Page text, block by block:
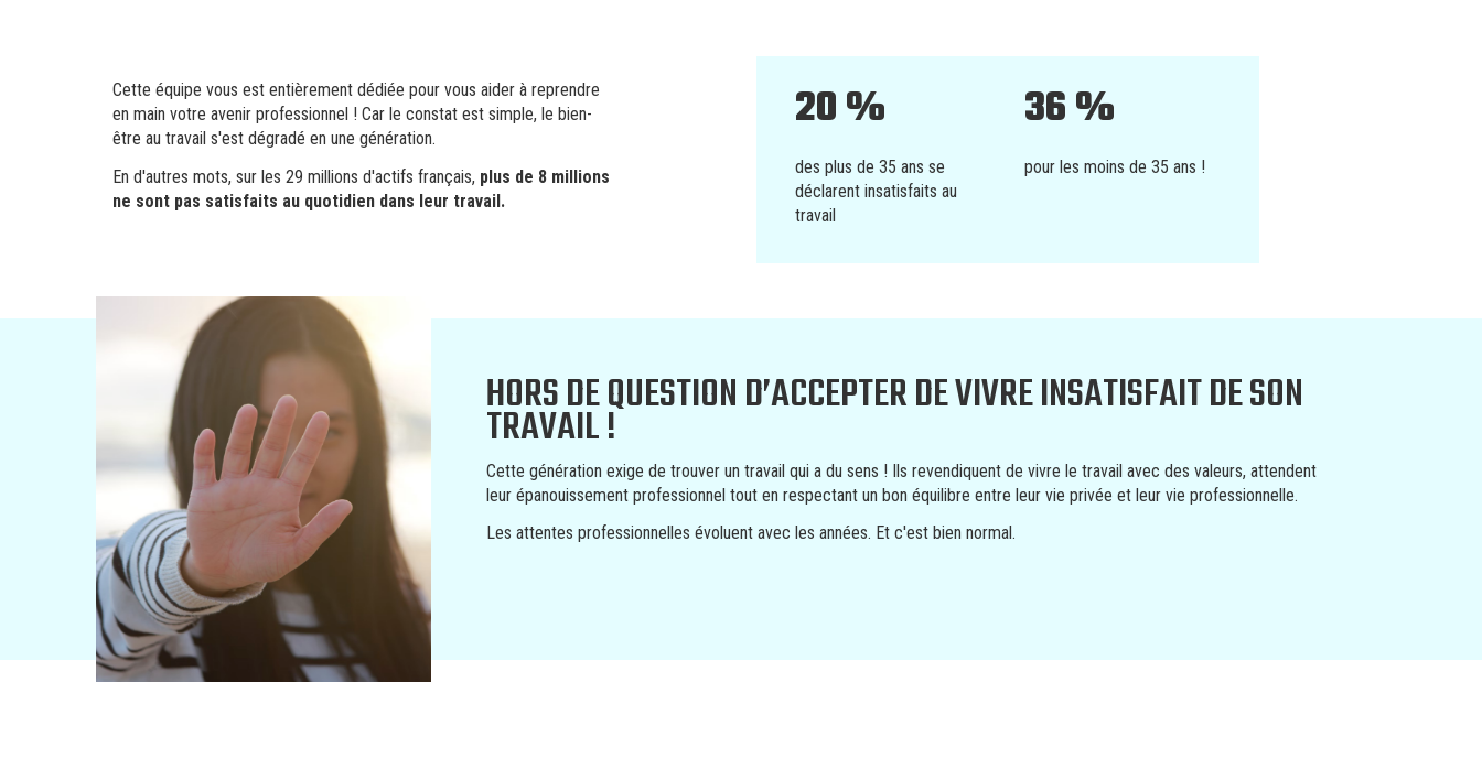
Cette équipe vous est entièrement dédiée pour vous aider à reprendre
en main votre avenir professionnel ! Car le constat est simple, le bien-
être au travail s'est dégradé en une génération.
En d'autres mots, sur les 29 millions d'actifs français, plus de 8 millions
ne sont pas satisfaits au quotidien dans leur travail.
20 %
des plus de 35 ans se
déclarent insatisfaits au
travail
36 %
pour les moins de 35 ans !
HORS DE QUESTION D’ACCEPTER DE VIVRE INSATISFAIT DE SON
TRAVAIL !
Cette génération exige de trouver un travail qui a du sens ! Ils revendiquent de vivre le travail avec des valeurs, attendent
leur épanouissement professionnel tout en respectant un bon équilibre entre leur vie privée et leur vie professionnelle.
Les attentes professionnelles évoluent avec les années. Et c'est bien normal.